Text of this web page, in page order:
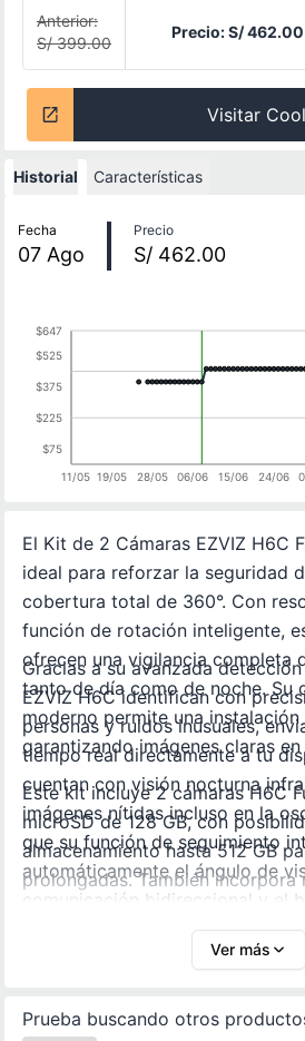
Anterior:
S/ 399.00
Precio:S/ 462.00
Visitar
Historial Características
Fecha
07 Ago
Precio
S/ 462.00
11/05 19/05 28/05 06/06 15/06 24/06
$75
$225
$375
$525
$647
El Kit de 2 Cámaras EZVIZ H6C
ideal para reforzar la seguridad
cobertura total de 360°. Con
función de rotación inteligente,
ofrecen una vigilancia completa
tanto de día como de noche. Su
moderno permite una
garantizando imágenes claras
Gracias a su avanzada
EZVIZ H6C identifican con
personas y ruidos inusuales,
tiempo real directamente a tu
cuentan con visión nocturna
imágenes nítidas incluso en la
que su función de seguimiento
automáticamente el ángulo de
comunicación bidireccional y el
brindan un contacto inmediato
queridos en situaciones de
Este kit incluye 2 cámaras H6C
microSD de 128 GB, con
almacenamiento hasta 512 GB
prolongadas. También
eliminando puntos ciegos y
cobertura continua. Con EZVIZ
tecnología necesaria para
Ver más
Prueba buscando otros